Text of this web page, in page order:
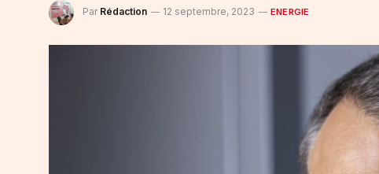
Par Rédaction 12 septembre, 2023 ENERGIE